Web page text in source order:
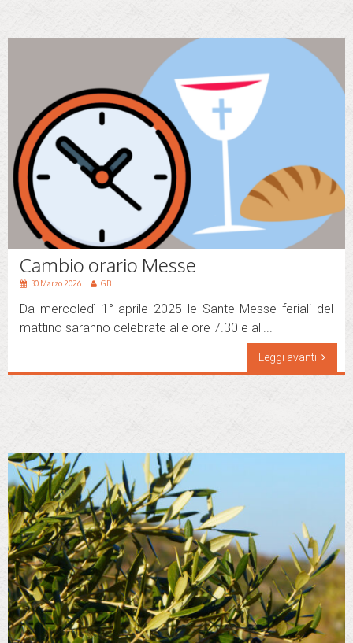
Cambio orario Messe
30 Marzo 2026 GB
Da mercoledì 1° aprile 2025 le Sante Messe feriali del
mattino saranno celebrate alle ore 7.30 e all...
Leggi avanti